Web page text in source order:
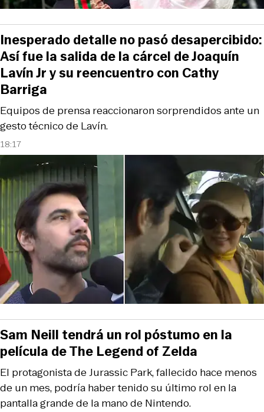
18:17
Equipos de prensa reaccionaron sorprendidos ante un
gesto técnico de Lavín.
Inesperado detalle no pasó desapercibido:
Así fue la salida de la cárcel de Joaquín
Lavín Jr y su reencuentro con Cathy
Barriga
El protagonista de Jurassic Park, fallecido hace menos
de un mes, podría haber tenido su último rol en la
pantalla grande de la mano de Nintendo.
Sam Neill tendrá un rol póstumo en la
película de The Legend of Zelda